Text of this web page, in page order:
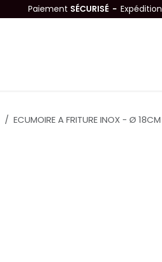
Paiement SÉCURISÉ - Expédition
ECUMOIRE A FRITURE INOX - Ø 18CM